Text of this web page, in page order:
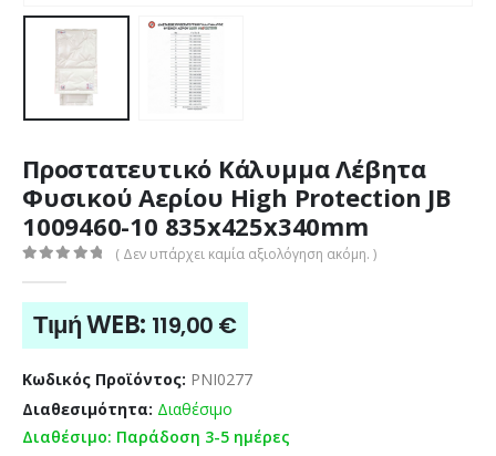
Προστατευτικό Κάλυμμα Λέβητα
Φυσικού Αερίου High Protection JB
1009460-10 835x425x340mm
( Δεν υπάρχει καμία αξιολόγηση ακόμη. )
Τιμή WEB: 119,00 €
Κωδικός Προϊόντος: PNI0277
Διαθεσιμότητα: Διαθέσιμο
Διαθέσιμο: Παράδοση 3-5 ημέρες